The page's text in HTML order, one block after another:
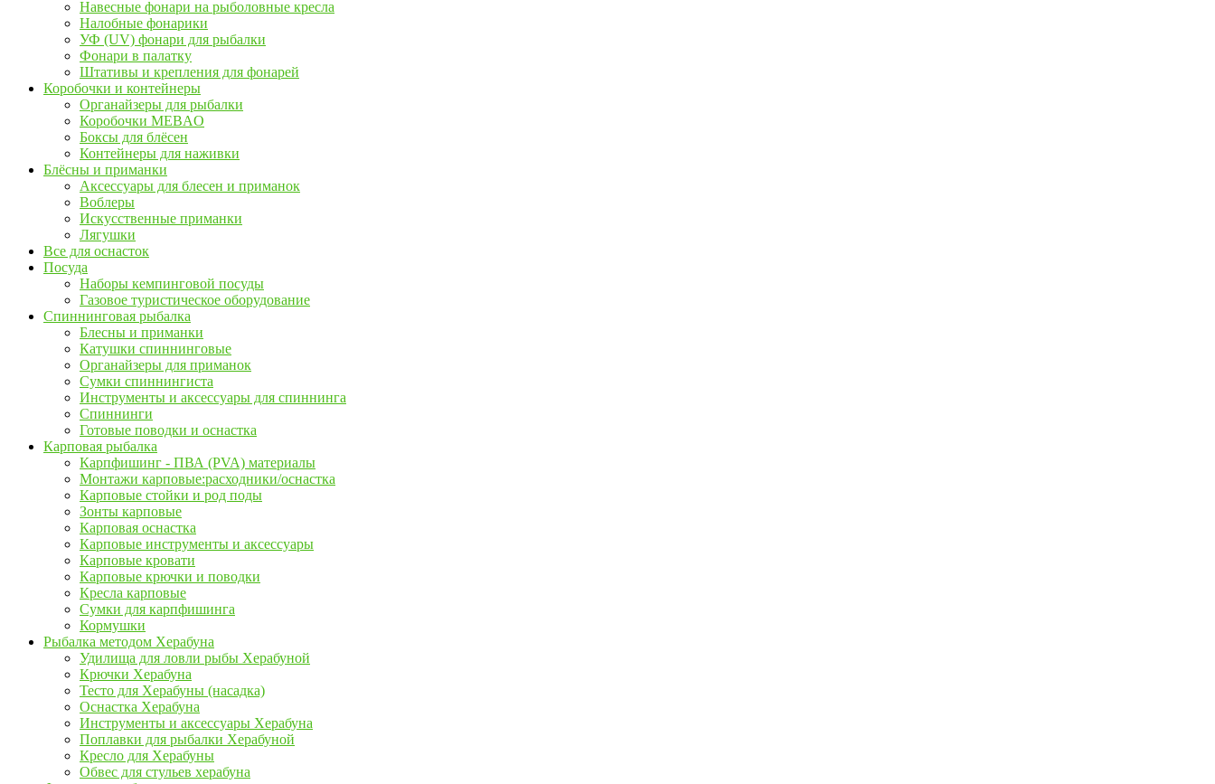
Навесные фонари на рыболовные кресла
Налобные фонарики
УФ (UV) фонари для рыбалки
Фонари в палатку
Штативы и крепления для фонарей
Коробочки и контейнеры
Органайзеры для рыбалки
Коробочки MEBAO
Боксы для блёсен
Контейнеры для наживки
Блёсны и приманки
Аксессуары для блесен и приманок
Воблеры
Искусственные приманки
Лягушки
Все для оснасток
Посуда
Наборы кемпинговой посуды
Газовое туристическое оборудование
Спиннинговая рыбалка
Блесны и приманки
Катушки спиннинговые
Органайзеры для приманок
Сумки спиннингиста
Инструменты и аксессуары для спиннинга
Спиннинги
Готовые поводки и оснастка
Карповая рыбалка
Карпфишинг - ПВА (PVA) материалы
Монтажи карповые:расходники/оснастка
Карповые стойки и род поды
Зонты карповые
Карповая оснастка
Карповые инструменты и аксессуары
Карповые кровати
Карповые крючки и поводки
Кресла карповые
Сумки для карпфишинга
Кормушки
Рыбалка методом Херабуна
Удилища для ловли рыбы Херабуной
Крючки Херабуна
Тесто для Херабуны (насадка)
Оснастка Херабуна
Инструменты и аксессуары Херабуна
Поплавки для рыбалки Херабуной
Кресло для Херабуны
Обвес для стульев херабуна